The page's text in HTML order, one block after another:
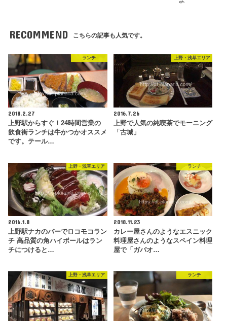
RECOMMEND こちらの記事も人気です。
ランチ
2018.2.27
上野駅からすぐ！24時間営業の
飲食街ランチは牛かつかオススメ
です。テール…
上野・浅草エリア
2016.7.26
上野で人気の純喫茶でモーニング
「古城」
上野・浅草エリア
2016.1.8
上野駅ナカのバーでロコモコラン
チ 高品質の角ハイボールはラン
チにつけると…
ランチ
2018.11.23
カレー屋さんのようなエスニック
料理屋さんのようなスペイン料理
屋で「ガパオ…
上野・浅草エリア ランチ